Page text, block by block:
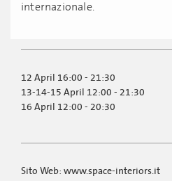
internazionale.
12 April 16:00 - 21:30
13-14-15 April 12:00 - 21:30
16 April 12:00 - 20:30
Sito Web: www.space-interiors.it